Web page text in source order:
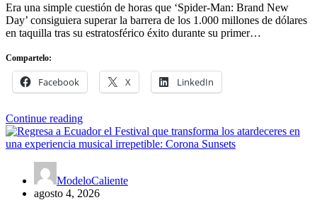
Era una simple cuestión de horas que ‘Spider-Man: Brand New
Day’ consiguiera superar la barrera de los 1.000 millones de dólares
en taquilla tras su estratosférico éxito durante su primer…
Compartelo:
Facebook X LinkedIn
Continue reading
ModeloCaliente
agosto 4, 2026